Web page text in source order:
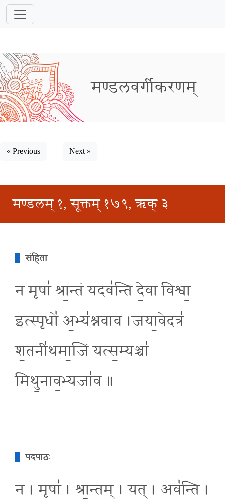
मण्डलवर्गीकरणम्
« Previous Next »
मण्डलम् १, सूक्तम् १७९, ऋक् ३
संहिता
न मृषा॑ श्रा॒न्तं यदव॑न्ति दे॒वा विश्वा॒
इत्स्पृधो॑ अ॒भ्य॑श्नवाव ।जया॒वेदत्र॑
श॒तनी॑थमा॒जिं यत्स॒म्यञ्चा॑
मिथु॒नाव॒भ्यजा॑व ॥
पदपाठः
न । मृषा॑ । श्रा॒न्तम् । यत् । अव॑न्ति ।